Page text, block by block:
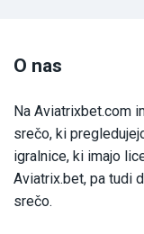
O nas
Na Aviatrixbet.com
srečo, ki
igralnice, ki imajo
Aviatrix.bet, pa tudi
srečo.